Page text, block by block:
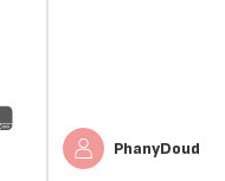
PhanyDoudou